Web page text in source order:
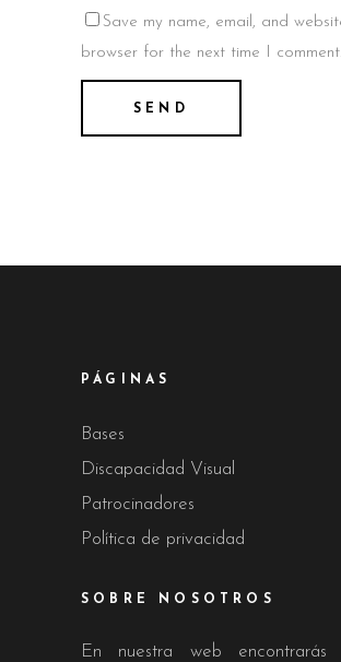
Save my name, email, and
browser for the next time I comment.
PÁGINAS
Bases
Discapacidad Visual
Patrocinadores
Política de privacidad
SOBRE NOSOTROS
En nuestra web